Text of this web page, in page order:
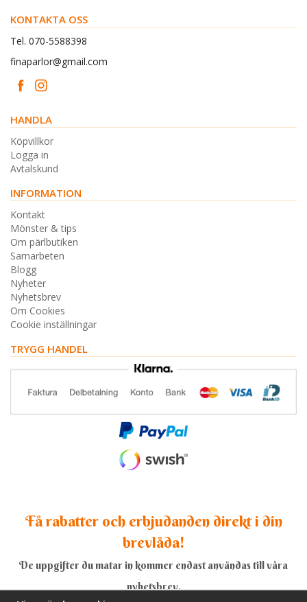
KONTAKTA OSS
Tel. 070-5588398
finaparlor@gmail.com
HANDLA
Köpvillkor
Logga in
Avtalskund
INFORMATION
Kontakt
Mönster & tips
Om pärlbutiken
Samarbeten
Blogg
Nyheter
Nyhetsbrev
Om Cookies
Cookie inställningar
TRYGG HANDEL
Få rabatter och erbjudanden direkt i din
brevlåda!
De uppgifter du matar in kommer endast användas till våra
nyhetsbrev.